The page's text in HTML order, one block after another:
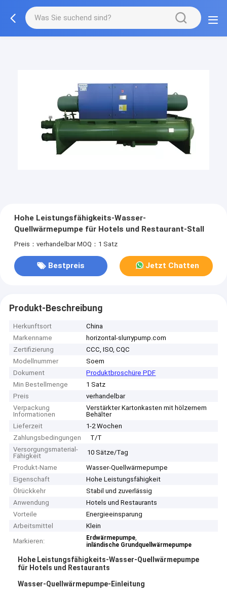
Hohe Leistungsfähigkeits-Wasser-
Quellwärmepumpe für Hotels und Restaurant-Stall
Preis：verhandelbar MOQ：1 Satz
Bestpreis Jetzt Chatten
Produkt-Beschreibung
Herkunftsort
China
Markenname
horizontal-slurrypump.com
Zertifizierung
CCC, ISO, CQC
Modellnummer
Soem
Dokument
Produktbroschüre PDF
Min Bestellmenge
1 Satz
Preis
verhandelbar
Verpackung
Informationen
Verstärkter Kartonkasten mit hölzernem
Behälter
Lieferzeit
1-2 Wochen
Zahlungsbedingungen
T/T
Versorgungsmaterial-
Fähigkeit
10 Sätze/Tag
Produkt-Name
Wasser-Quellwärmepumpe
Eigenschaft
Hohe Leistungsfähigkeit
Ölrückkehr
Stabil und zuverlässig
Anwendung
Hotels und Restaurants
Vorteile
Energieeinsparung
Arbeitsmittel
Klein
Markieren:
Erdwärmepumpe,
inländische Grundquellwärmepumpe
Hohe Leistungsfähigkeits-Wasser-Quellwärmepumpe
für Hotels und Restaurants
Wasser-Quellwärmepumpe-Einleitung